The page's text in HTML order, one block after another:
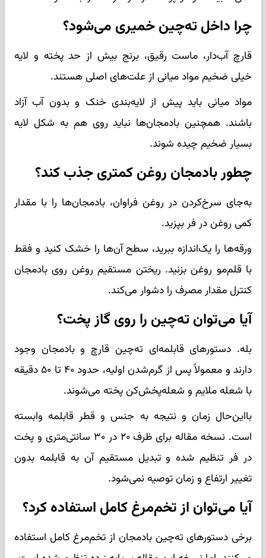
چرا داخل ته‌چین خمیری می‌شود؟
قارچ آب‌دار، ماست رقیق، برنج بیش از حد پخته و لایه
خیلی ضخیم مواد میانی از علت‌های اصلی هستند.
مواد میانی باید پیش از لایه‌بندی خنک و بدون آب آزاد
باشند. همچنین بادمجان‌ها نباید روی هم به شکل لایه
بسیار ضخیم چیده شوند.
چطور بادمجان روغن کمتری جذب کند؟
به‌جای سرخ‌کردن در روغن فراوان، بادمجان‌ها را با مقدار
کمی روغن در فر بپزید.
ورقه‌ها را یک‌اندازه ببرید، سطح آن‌ها را خشک کنید و فقط
با قلم‌مو روغن بزنید. ریختن مستقیم روغن روی بادمجان
کنترل مقدار مصرف را دشوار می‌کند.
آیا می‌توان ته‌چین را روی گاز پخت؟
بله. دستورهای قابلمه‌ای ته‌چین قارچ و بادمجان وجود
دارند و معمولاً پس از گرم‌شدن اولیه، حدود ۴۰ تا ۵۰ دقیقه
با شعله ملایم و شعله‌پخش‌کن پخته می‌شوند.
بااین‌حال زمان و نتیجه به جنس و قطر قابلمه وابسته
است. نسخه مقاله برای ظرف ۲۰ در ۳۰ سانتی‌متری و پخت
در فر تنظیم شده و تبدیل مستقیم آن به قابلمه بدون
تغییر ارتفاع و زمان توصیه نمی‌شود.
آیا می‌توان از تخم‌مرغ کامل استفاده کرد؟
برخی دستورهای ته‌چین بادمجان از تخم‌مرغ کامل استفاده